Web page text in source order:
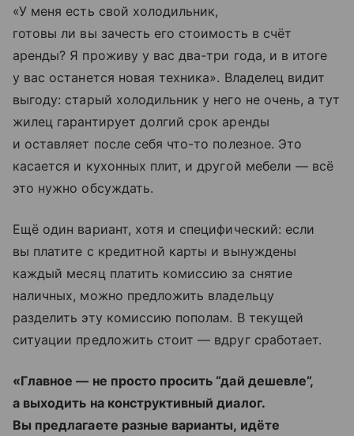
«У меня есть свой холодильник,
готовы ли вы зачесть его стоимость в счёт
аренды? Я проживу у вас два-три года, и в итоге
у вас останется новая техника». Владелец видит
выгоду: старый холодильник у него не очень, а тут
жилец гарантирует долгий срок аренды
и оставляет после себя что-то полезное. Это
касается и кухонных плит, и другой мебели — всё
это нужно обсуждать.
Ещё один вариант, хотя и специфический: если
вы платите с кредитной карты и вынуждены
каждый месяц платить комиссию за снятие
наличных, можно предложить владельцу
разделить эту комиссию пополам. В текущей
ситуации предложить стоит — вдруг сработает.
«Главное — не просто просить “дай дешевле”,
а выходить на конструктивный диалог.
Вы предлагаете разные варианты, идёте